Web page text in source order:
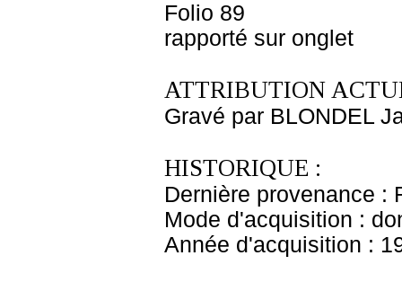
Folio 89
rapporté sur onglet
ATTRIBUTION
Gravé par BLONDEL
HISTORIQUE :
Dernière provenance :
Mode d'acquisition :
Année d'acquisition :